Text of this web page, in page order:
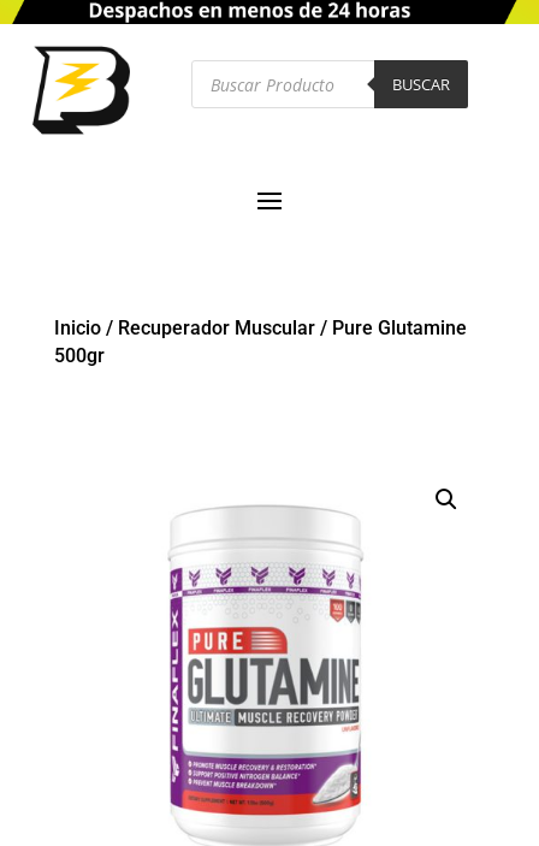
Búsqueda
productos
BUSCAR
Inicio/ Recuperador Muscular/ Pure Glutamine
500gr